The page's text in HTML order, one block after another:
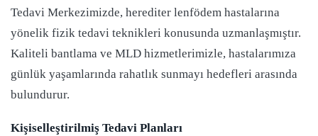
Tedavi Merkezimizde, herediter lenfödem hastalarına
yönelik fizik tedavi teknikleri konusunda uzmanlaşmıştır.
Kaliteli bantlama ve MLD hizmetlerimizle, hastalarımıza
günlük yaşamlarında rahatlık sunmayı hedefleri arasında
bulundurur.
Kişiselleştirilmiş Tedavi Planları